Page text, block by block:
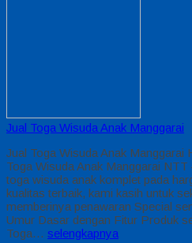
Jual Toga Wisuda Anak Manggarai
Jual Toga Wisuda Anak Manggarai
Toga Wisuda Anak Manggarai
toga wisuda anak komplet pada
kualitas terbaik, kami kasih untuk
memberinya penawaran Special
Umur Dasar dengan Fitur Produk
Toga… selengkapnya